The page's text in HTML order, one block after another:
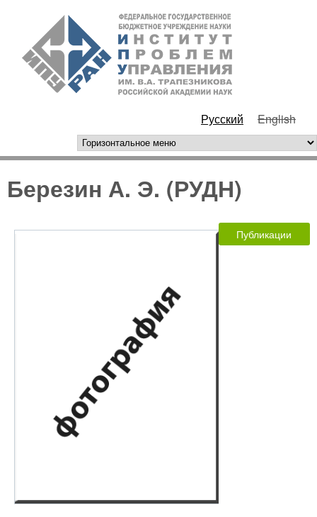
Перейти к основному
содержанию
РАН
Русский English
горизонтальное меню
Березин А. Э. (РУДН)
Публикации